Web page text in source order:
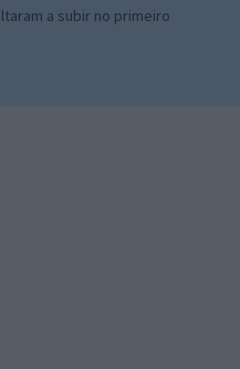
a subir no primeiro